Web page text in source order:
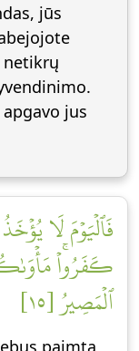
jūs
apgavo jus
فَٱلۡيَوۡمَ لَا
كَفَرُواْۚ
ٱلۡمَصِيرُ [١٥]
paimta